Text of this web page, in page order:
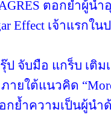
ตอกย้ำผู้น
Effect เจ้าแรกใ
จับมือ แกร็บ เติม
ยใต้แนวคิด “More
กย้ำความเป็นผู้น